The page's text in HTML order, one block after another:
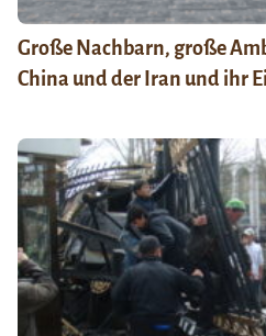
Große Nachbarn, große
China und der Iran und ihr